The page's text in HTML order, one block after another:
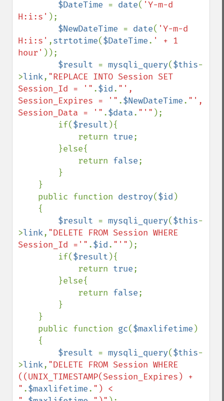
$DateTime = date( 'Y-m-d
H:i:s' );
$NewDateTime = date( 'Y-m-d
H:i:s' ,strtotime($DateTime. ' + 1
hour' ));
$result = mysqli_query($this-
>link, "REPLACE INTO Session SET
Session_Id = '" .$id. "',
Session_Expires = '" .$NewDateTime. "',
Session_Data = '" .$data. "'" );
        if(
$result ){
            return
true;
            return
false;
    public function
destroy($id )
$result = mysqli_query($this-
>link, "DELETE FROM Session WHERE
Session_Id ='" .$id. "'" );
        if(
$result ){
            return
true;
            return
false;
    public function
gc($maxlifetime )
$result = mysqli_query($this-
>link, "DELETE FROM Session WHERE
((UNIX_TIMESTAMP(Session_Expires) +
" .$maxlifetime. ") <